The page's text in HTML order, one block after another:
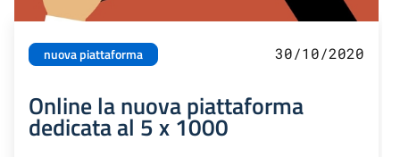
nuova piattaforma 30/10/2020
Online la nuova piattaforma
dedicata al 5 x 1000